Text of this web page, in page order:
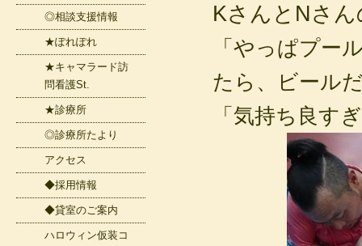
KさんとNさ
「やっぱプー
たら、ビール
「気持ち良
◎相談支援情報
★ぽれぽれ
★キャマラード訪
問看護St.
★診療所
◎診療所たより
アクセス
◆採用情報
◆貸室のご案内
ハロウィン仮装コ